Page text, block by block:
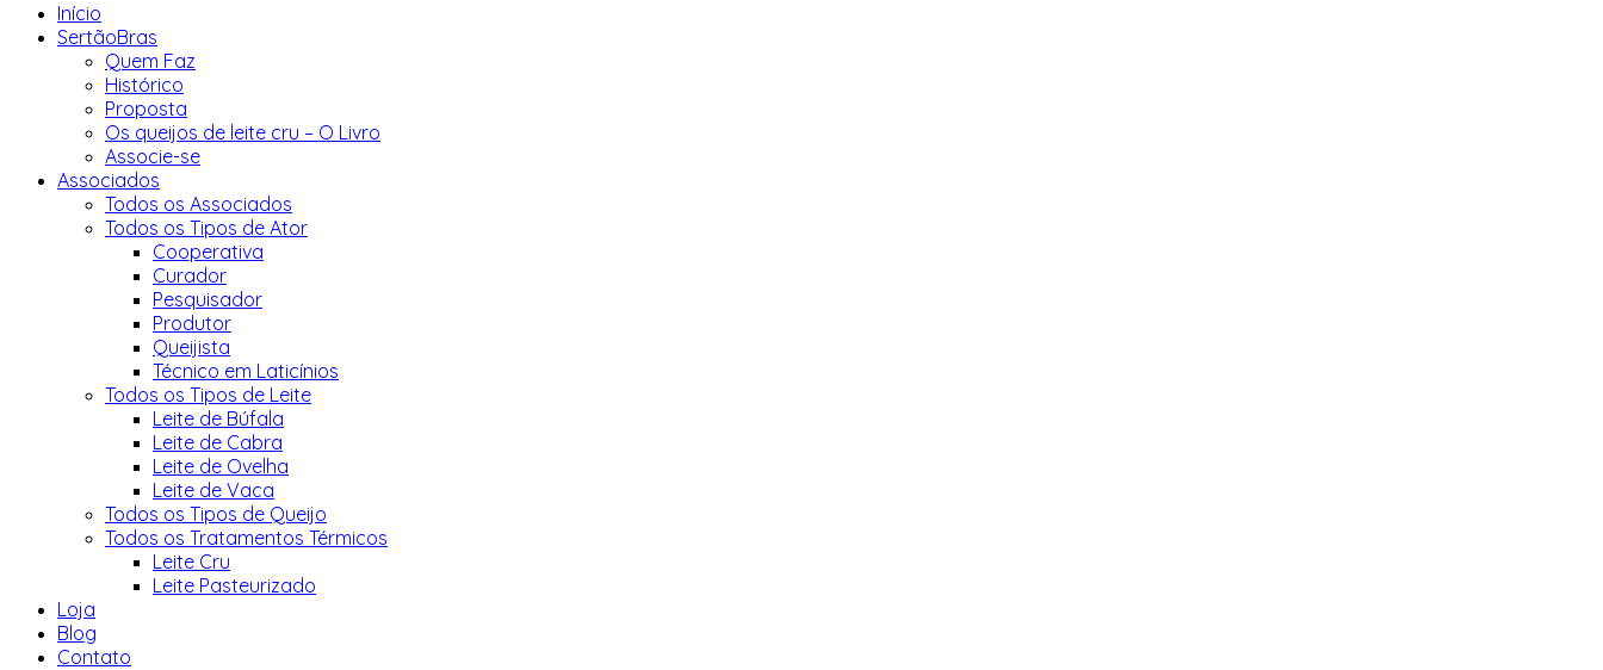
Início
SertãoBras
Quem Faz
Histórico
Proposta
Os queijos de leite cru – O Livro
Associe-se
Associados
Todos os Associados
Todos os Tipos de Ator
Cooperativa
Curador
Pesquisador
Produtor
Queijista
Técnico em Laticínios
Todos os Tipos de Leite
Leite de Búfala
Leite de Cabra
Leite de Ovelha
Leite de Vaca
Todos os Tipos de Queijo
Todos os Tratamentos Térmicos
Leite Cru
Leite Pasteurizado
Loja
Blog
Contato